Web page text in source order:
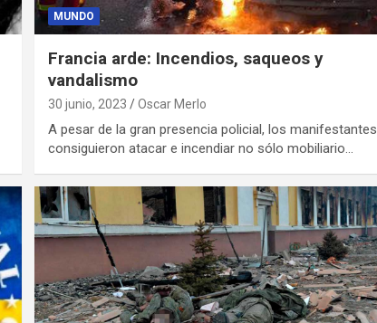
MUNDO
Francia arde: Incendios, saqueos y
vandalismo
30 junio, 2023 Oscar Merlo
A pesar de la gran presencia policial, los manifestantes
consiguieron atacar e incendiar no sólo mobiliario…